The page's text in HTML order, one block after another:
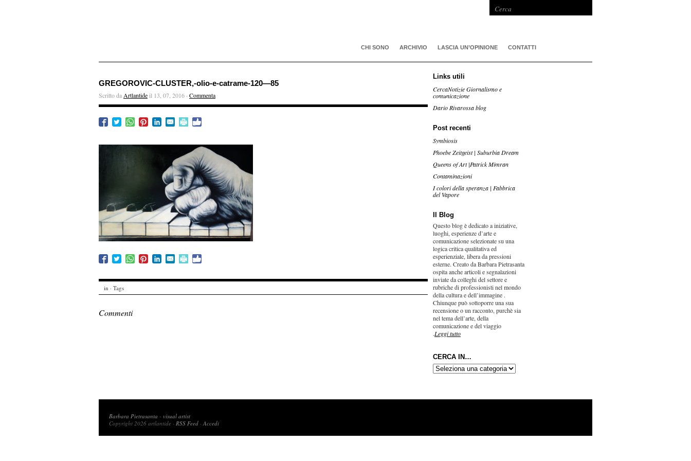
CHI SONO ARCHIVIO LASCIA UN’OPINIONE CONTATTI
GREGOROVIC-CLUSTER,-olio-e-catrame-120—85
Scritto da Artlantideil 13, 07, 2016 · Commenta
in · Tags
Commenti
Links utili
CercaNotizie Giornalismo e
comunicazione
Dario Rivarossa blog
Post recenti
Symbiosis
Phoebe Zeitgeist | Suburbia Dream
Queens of Art |Patrick Mimran
Contaminazioni
I colori della speranza | Fabbrica
del Vapore
Il Blog
Questo blog è dedicato a iniziative,
luoghi, esperienze d’arte e
comunicazione selezionate su una
logica critica qualitativa ed
esperienziale, libera da pressioni
esterne. Creato da Barbara Pietrasanta
ospita anche articoli e segnalazioni
inviate da colleghi del settore e
rubriche di professionisti nel mondo
della cultura e dell’immagine .
Chiunque può sottoporre una sua
recensione o un racconto, purchè sia
nel tema dell’arte, della
comunicazione e del viaggio
.Leggi tutto
CERCA IN…
CERCA
IN…
Barbara Pietrasanta - visual artist
Copyright 2026 artlantide · RSS Feed ·Accedi